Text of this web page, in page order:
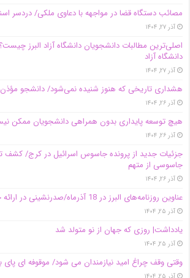
مصائب دستگاه قضا در مواجهه با دعاوی ملکی/ دردسر
آذر ۲۷, ۱۴۰۴
اصلی‌ترین مطالبات دانشجویان دانشگاه آزاد البرز
دانشگاه آز‌اد
آذر ۲۷, ۱۴۰۴
هشداری تاریخی که هنوز شنیده نمی‌شود/ دانشجو مؤذن
آذر ۲۶, ۱۴۰۴
هیچ توسعه پایداری بدون همراهی دانشجویان ممکن
آذر ۲۶, ۱۴۰۴
جزئیات جدید از پرونده جاسوس اسرائیل در کرج/‌ کشف
جاسوسی از متهم
آذر ۲۶, ۱۴۰۴
عناوین روزنامه‌های البرز در ‌18 آذرماه/صدرنشینی در ارائه خدمات زایمان بی‌درد
آذر ۲۵, ۱۴۰۴
یادداشت| روزی که جهان از نو متولد شد
آذر ۲۵, ۱۴۰۴
وقتی وقف چراغ امید نیازمندان می شود/ موقوفه ای پای
آذر ۲۵, ۱۴۰۴